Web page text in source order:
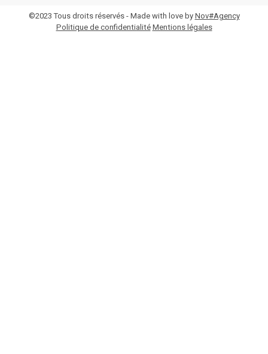
©2023 Tous droits réservés - Made with love by Nov#Agency
Politique de confidentialité Mentions légales